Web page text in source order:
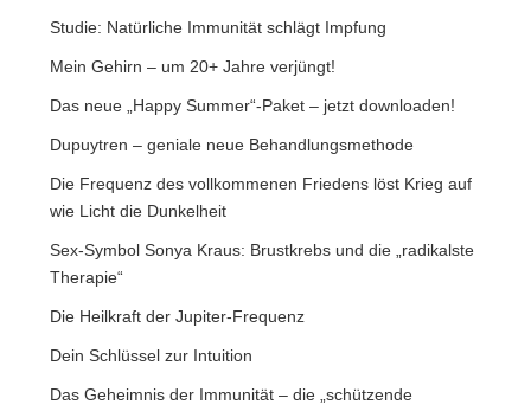
Studie: Natürliche Immunität schlägt Impfung
Mein Gehirn – um 20+ Jahre verjüngt!
Das neue „Happy Summer“-Paket – jetzt downloaden!
Dupuytren – geniale neue Behandlungsmethode
Die Frequenz des vollkommenen Friedens löst Krieg auf
wie Licht die Dunkelheit
Sex-Symbol Sonya Kraus: Brustkrebs und die „radikalste
Therapie“
Die Heilkraft der Jupiter-Frequenz
Dein Schlüssel zur Intuition
Das Geheimnis der Immunität – die „schützende